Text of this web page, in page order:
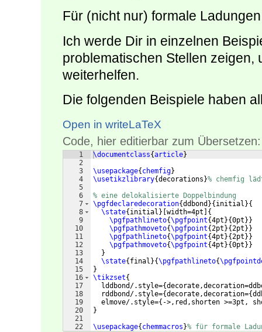
Für (nicht nur) formale
Ich werde Dir in einzelnen
problematischen Stellen zeigen,
weiterhelfen.
Die folgenden Beispiele haben
Open in writeLaTeX
Code, hier editierbar zum Übersetzen:
1
2
3
4
5
6
7
8
9
10
11
12
13
14
15
16
17
18
19
20
21
22
\documentclass{article}
\usepackage{ chemfig}
\usetikzlibrary{decorations }% chemfig
% eine delokalisierte Doppelbindung
\pgfdeclaredecoration{ddbond }{ initial }{
\state{ initial } width=4pt
{
\pgfpathlineto{\pgfpoint{4pt }{0pt }}
\pgfpathmoveto{\pgfpoint{2pt }{2pt }}
\pgfpathlineto{\pgfpoint{4pt }{2pt }}
\pgfpathmoveto{\pgfpoint{4pt }{0pt }}
}
\state{ final }{\pgfpathlineto{
}
\tikzset{
  lddbond/.style=
{
  rddbond/.style=
{decorate,decoration={
  elmove/.style=
{ ->,red,shorten >=3pt,
}
\usepackage{ chemmacros }% für formale